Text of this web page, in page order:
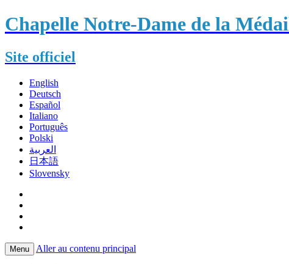
Chapelle Notre-Dame de la
Site officiel
English
Deutsch
Español
Italiano
Português
Polski
العربية
日本語
Slovensky
Menu Aller au contenu principal